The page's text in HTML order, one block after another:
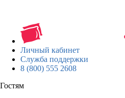
Личный кабинет
Служба поддержки
8 (800) 555 2608
Гостям